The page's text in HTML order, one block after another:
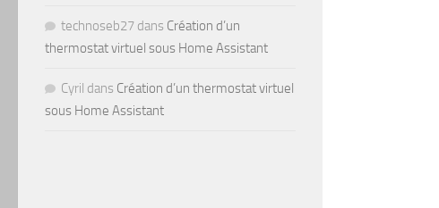
technoseb27 dans Création d’un
thermostat virtuel sous Home Assistant
Cyril dans Création d’un thermostat virtuel
sous Home Assistant